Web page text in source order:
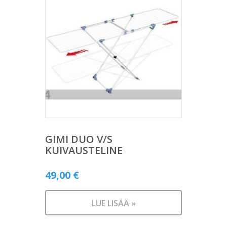
GIMI DUO V/S
KUIVAUSTELINE
49,00 €
LUE LISÄÄ »